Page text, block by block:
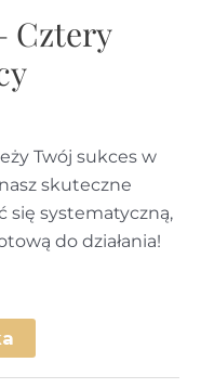
Cztery
Twój sukces w
skuteczne
się systematyczną,
do działania!